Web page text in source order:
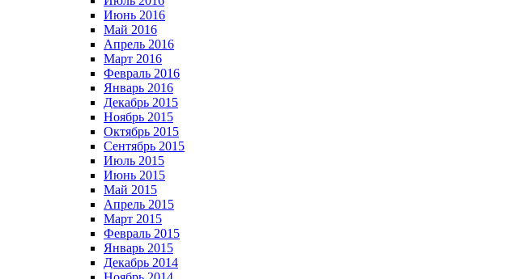
Июнь 2016
Май 2016
Апрель 2016
Март 2016
Февраль 2016
Январь 2016
Декабрь 2015
Ноябрь 2015
Октябрь 2015
Сентябрь 2015
Июль 2015
Июнь 2015
Май 2015
Апрель 2015
Март 2015
Февраль 2015
Январь 2015
Декабрь 2014